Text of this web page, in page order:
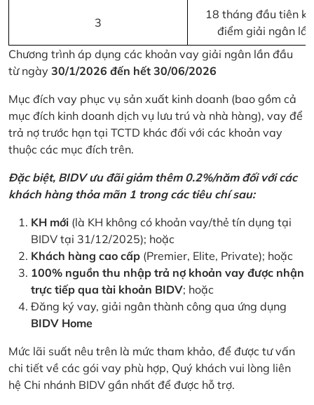
3
18 tháng đầu tiên
điểm giải ngân
Chương trình áp dụng các khoản vay giải ngân lần đầu
từ ngày 30/1/2026 đến hết 30/06/2026
Mục đích vay phục vụ sản xuất kinh doanh (bao gồm cả
mục đích kinh doanh dịch vụ lưu trú và nhà hàng), vay để
trả nợ trước hạn tại TCTD khác đối với các khoản vay
thuộc các mục đích trên.
Đặc biệt, BIDV ưu đãi giảm thêm 0.2%/năm đối với các
khách hàng thỏa mãn 1 trong các tiêu chí sau:
KH mới (là KH không có khoản vay/thẻ tín dụng tại
BIDV tại 31/12/2025); hoặc
Khách hàng cao cấp (Premier, Elite, Private); hoặc
100% nguồn thu nhập trả nợ khoản vay được nhận
trực tiếp qua tài khoản BIDV; hoặc
Đăng ký vay, giải ngân thành công qua ứng dụng
BIDV Home
Mức lãi suất nêu trên là mức tham khảo, để được tư vấn
chi tiết về các gói vay phù hợp, Quý khách vui lòng liên
hệ Chi nhánh BIDV gần nhất để được hỗ trợ.